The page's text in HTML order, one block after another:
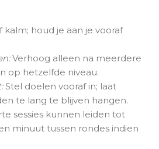
kalm; houd je aan je vooraf
Verhoog alleen na meerdere
op hetzelfde niveau.
Stel doelen vooraf in; laat
te lang te blijven hangen.
sessies kunnen leiden tot
minuut tussen rondes indien